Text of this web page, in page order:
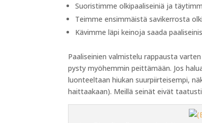
Suoristimme olkipaaliseiniä ja
Teimme ensimmäistä savikerrosta
Kävimme läpi keinoja saada
Paaliseinien valmistelu rappausta
pysty myöhemmin peittämään. Jos
luonteeltaan hiukan suurpiirteisempi,
haittaakaan). Meillä seinät eivät